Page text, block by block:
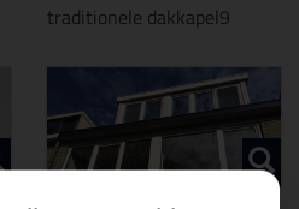
traditionele dakkapel9